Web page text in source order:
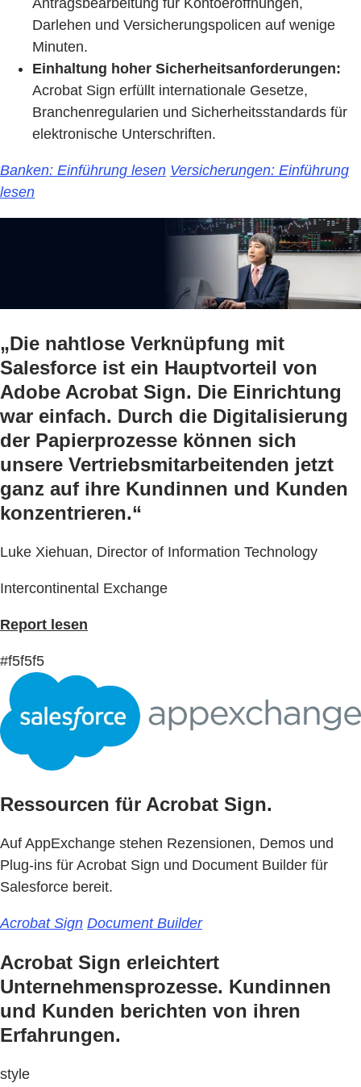
Antragsbearbeitung für Kontoeröffnungen,
Darlehen und Versicherungspolicen auf wenige
Minuten.
Einhaltung hoher Sicherheitsanforderungen:
Acrobat Sign erfüllt internationale Gesetze,
Branchenregularien und Sicherheitsstandards für
elektronische Unterschriften.
Banken: Einführung lesen Versicherungen: Einführung
lesen
„Die nahtlose Verknüpfung mit
Salesforce ist ein Hauptvorteil von
Adobe Acrobat Sign. Die Einrichtung
war einfach. Durch die Digitalisierung
der Papierprozesse können sich
unsere Vertriebsmitarbeitenden jetzt
ganz auf ihre Kundinnen und Kunden
konzentrieren.“
Luke Xiehuan, Director of Information Technology
Intercontinental Exchange
Report lesen
#f5f5f5
Ressourcen für Acrobat Sign.
Auf AppExchange stehen Rezensionen, Demos und
Plug-ins für Acrobat Sign und Document Builder für
Salesforce bereit.
Acrobat Sign Document Builder
Acrobat Sign erleichtert
Unternehmensprozesse. Kundinnen
und Kunden berichten von ihren
Erfahrungen.
style